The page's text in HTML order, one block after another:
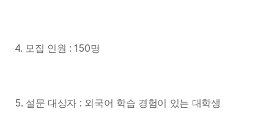
4. 모집 인원 : 150명
5. 설문 대상자 : 외국어 학습 경험이 있는 대학생